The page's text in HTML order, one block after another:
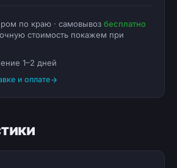
по краю · самовывоз бесплатно
стоимость покажем при
1–2 дней
и оплате